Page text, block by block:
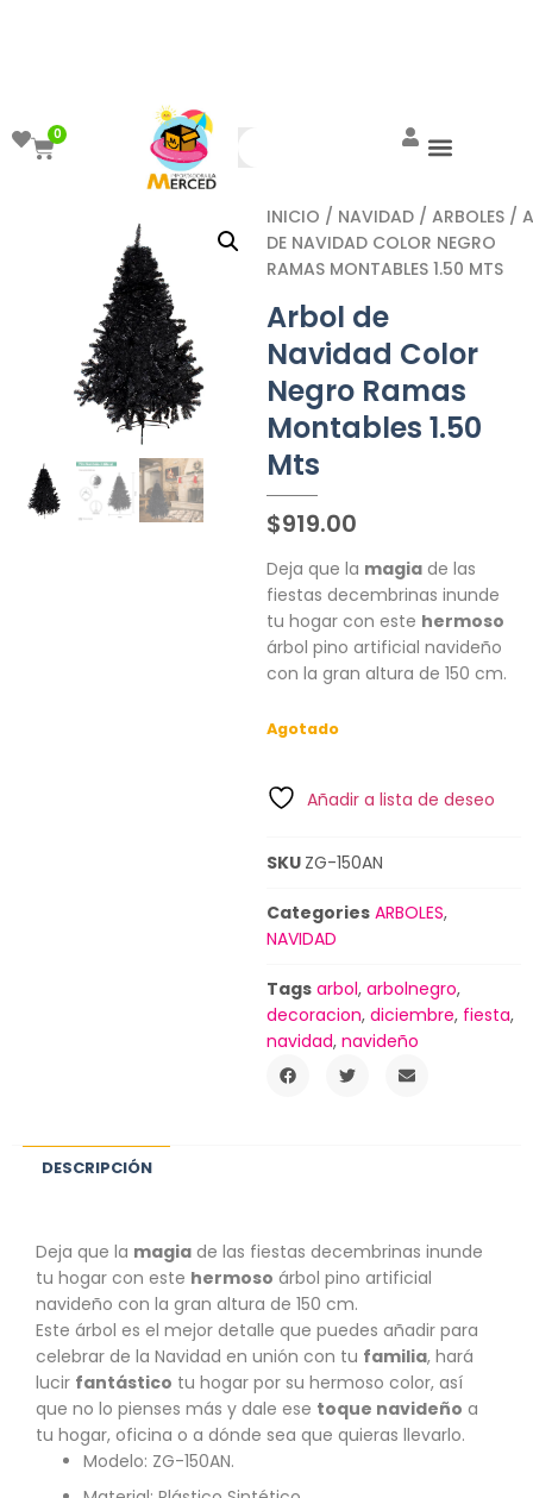
0
INICIO / NAVIDAD / ARBOLES /
DE NAVIDAD COLOR NEGRO
RAMAS MONTABLES 1.50 MTS
Arbol de
Navidad Color
Negro Ramas
Montables 1.50
Mts
$919.00
Deja que la magia de las
fiestas decembrinas inunde
tu hogar con este hermoso
árbol pino artificial navideño
con la gran altura de 150 cm.
Agotado
Añadir a lista de deseo
SKU ZG-150AN
Categories ARBOLES,
NAVIDAD
Tags arbol, arbolnegro,
decoracion, diciembre, fiesta,
navidad, navideño
DESCRIPCIÓN
Deja que la magia de las fiestas decembrinas inunde
tu hogar con este hermoso árbol pino artificial
navideño con la gran altura de 150 cm.
Este árbol es el mejor detalle que puedes añadir para
celebrar de la Navidad en unión con tu familia, hará
lucir fantástico tu hogar por su hermoso color, así
que no lo pienses más y dale ese toque navideño a
tu hogar, oficina o a dónde sea que quieras llevarlo.
Modelo: ZG-150AN.